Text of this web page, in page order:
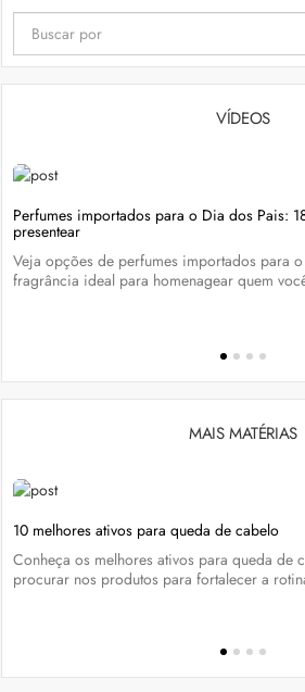
VÍDEOS
Perfumes importados para o Dia dos Pais:
presentear
Veja opções de perfumes importados para
fragrância ideal para homenagear quem
MAIS MATÉRIAS
10 melhores ativos para queda de cabelo
Conheça os melhores ativos para queda de
procurar nos produtos para fortalecer a